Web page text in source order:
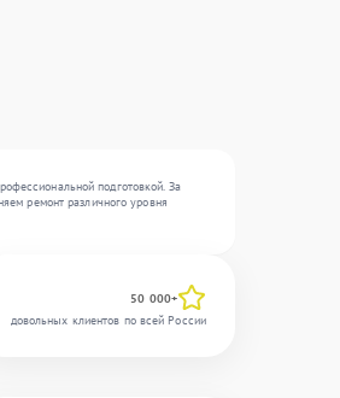
подготовкой. За
ремонт различного уровня
50 000+
довольных клиентов по всей России